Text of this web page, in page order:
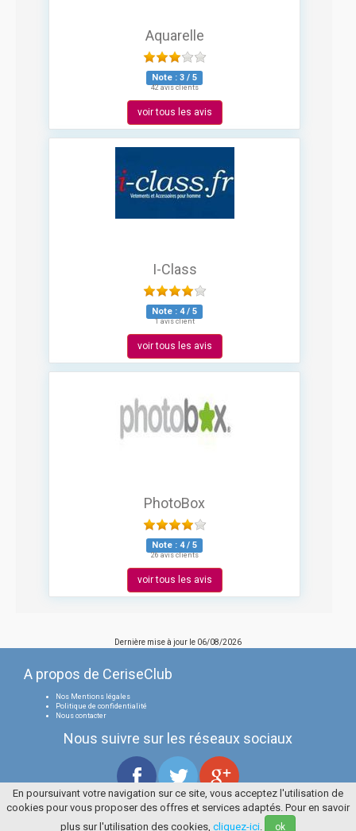
Aquarelle
Note : 3 / 5
42 avis clients
voir tous les avis
I-Class
Note : 4/ 5
1 avis client
voir tous les avis
PhotoBox
Note : 4/ 5
26 avis clients
voir tous les avis
Dernière mise à jour le 06/08/2026
A propos de CeriseClub
Nos Mentions légales
Politique de confidentialité
Nous contacter
Nous suivre sur les réseaux sociaux
Tous droits réservés
La Cerise Bleue 2006 / 2026
En poursuivant votre navigation sur ce site, vous acceptez l'utilisation de
cookies pour vous proposer des offres et services adaptés. Pour en savoir
plus sur l'utilisation des cookies, cliquez-ici ok